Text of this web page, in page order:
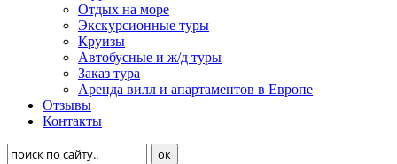
Отдых на море
Экскурсионные туры
Круизы
Автобусные и ж/д туры
Заказ тура
Аренда вилл и апартаментов в Европе
Отзывы
Контакты